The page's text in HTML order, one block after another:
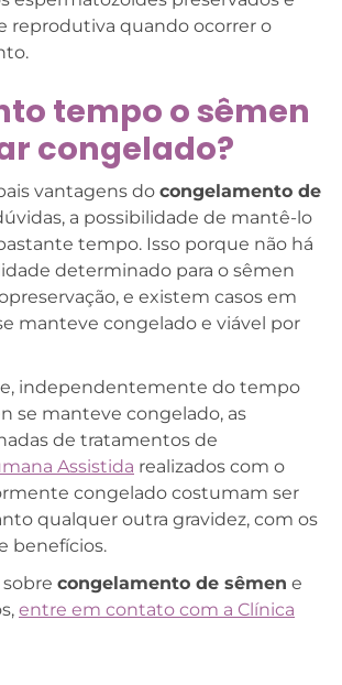
reprodutiva quando ocorrer o
tempo o sêmen
congelado?
vantagens do congelamento de
a possibilidade de mantê-lo
tempo. Isso porque não há
determinado para o sêmen
e existem casos em
manteve congelado e viável por
independentemente do tempo
se manteve congelado, as
de tratamentos de
Assistida realizados com o
congelado costumam ser
qualquer outra gravidez, com os
benefícios.
sobre congelamento de sêmen e
entre em contato com a Clínica